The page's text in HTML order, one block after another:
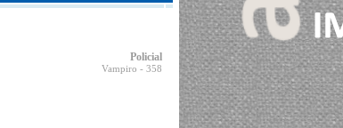
Policial
Vampiro - 358